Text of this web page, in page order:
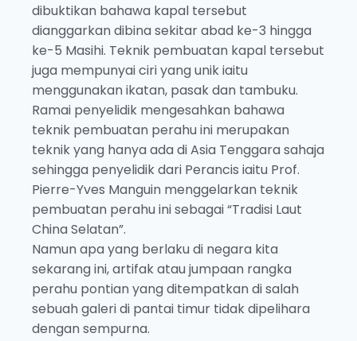
dibuktikan bahawa kapal tersebut
dianggarkan dibina sekitar abad ke-3 hingga
ke-5 Masihi. Teknik pembuatan kapal tersebut
juga mempunyai ciri yang unik iaitu
menggunakan ikatan, pasak dan tambuku.
Ramai penyelidik mengesahkan bahawa
teknik pembuatan perahu ini merupakan
teknik yang hanya ada di Asia Tenggara sahaja
sehingga penyelidik dari Perancis iaitu Prof.
Pierre-Yves Manguin menggelarkan teknik
pembuatan perahu ini sebagai “Tradisi Laut
China Selatan”.
Namun apa yang berlaku di negara kita
sekarang ini, artifak atau jumpaan rangka
perahu pontian yang ditempatkan di salah
sebuah galeri di pantai timur tidak dipelihara
dengan sempurna.